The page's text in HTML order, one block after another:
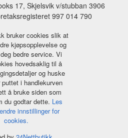
17, Skjelsvik v/stubban 3906
997 014 790
bruker cookies slik at
kjøpsopplevelse og
bedre service. Vi
hovedsaklig til å
og huske
puttet i handlekurven
å bruke siden som
du godtar dette. Les
endre innstillinger for
cookies.